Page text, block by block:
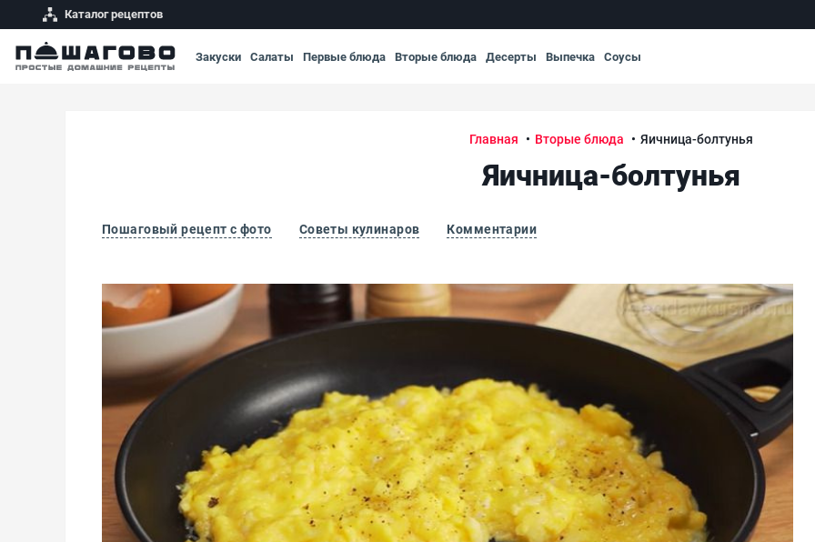
Каталог рецептов
Закуски Салаты Первые блюда Вторые блюда Десерты Выпечка Соусы
Главная Вторые блюда Яичница-болтунья
Яичница-болтунья
Пошаговый рецепт с фото Советы кулинаров Комментарии
Яичница-болтунья